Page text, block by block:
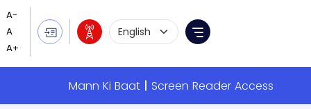
Language Selection
Menu
Mann Ki Baat Screen Reader Access